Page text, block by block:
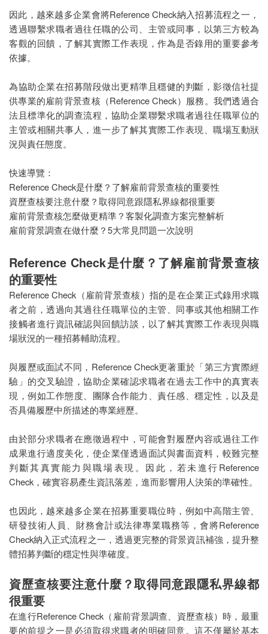
抓姦
婚前徵信
感情挽回
設計離婚
萬事屋
租霸驅離
因此，越來越多企業會將Reference Check納入招募流程之一，
透過聯繫求職者過往任職的公司、主管或同事，以第三方較為
客觀的回饋，了解其實際工作表現，作為是否錄用的重要參考
依據。
為協助企業在招募階段做出更精準且穩健的判斷，影徵信社提
供專業的雇前背景查核（Reference Check）服務。我們透過合
法且標準化的調查流程，協助企業聯繫求職者過往任職單位的
主管或相關共事人，進一步了解其實際工作表現、職場互動狀
況與責任態度。
快速導覽：
Reference Check是什麼？了解雇前背景查核的重要性
資歷查核要注意什麼？取得同意跟隱私界線都很重要
雇前背景查核怎麼做更精準？客製化調查方案完整解析
雇前背景調查在做什麼？5大常見問題一次說明
Reference Check是什麼？了解雇前背景查核
的重要性
Reference Check（雇前背景查核）指的是在企業正式錄用求職
者之前，透過向其過往任職單位的主管、同事或其他相關工作
接觸者進行資訊確認與回饋訪談，以了解其實際工作表現與職
場狀況的一種招募輔助流程。
與履歷或面試不同，Reference Check更著重於「第三方實際經
驗」的交叉驗證，協助企業確認求職者在過去工作中的真實表
現，例如工作態度、團隊合作能力、責任感、穩定性，以及是
否具備履歷中所描述的專業經歷。
由於部分求職者在應徵過程中，可能會對履歷內容或過往工作
成果進行適度美化，使企業僅透過面試與書面資料，較難完整
判斷其真實能力與職場表現。因此，若未進行Reference
Check，確實容易產生資訊落差，進而影響用人決策的準確性。
也因此，越來越多企業在招募重要職位時，例如中高階主管、
研發技術人員、財務會計或法律專業職務等，會將Reference
Check納入正式流程之一，透過更完整的背景資訊補強，提升整
體招募判斷的穩定性與準確度。
資歷查核要注意什麼？取得同意跟隱私界線都
很重要
在進行Reference Check（雇前背景調查、資歷查核）時，最重
要的前提之一是必須取得求職者的明確同意。這不僅屬於基本